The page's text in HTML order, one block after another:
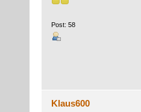
Post: 58
Klaus600